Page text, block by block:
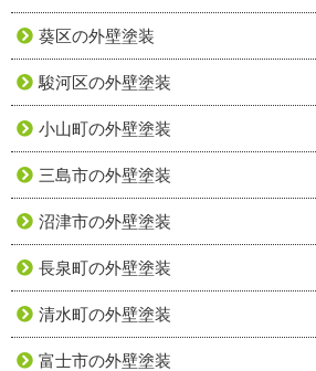
葵区の外壁塗装
駿河区の外壁塗装
小山町の外壁塗装
三島市の外壁塗装
沼津市の外壁塗装
長泉町の外壁塗装
清水町の外壁塗装
富士市の外壁塗装